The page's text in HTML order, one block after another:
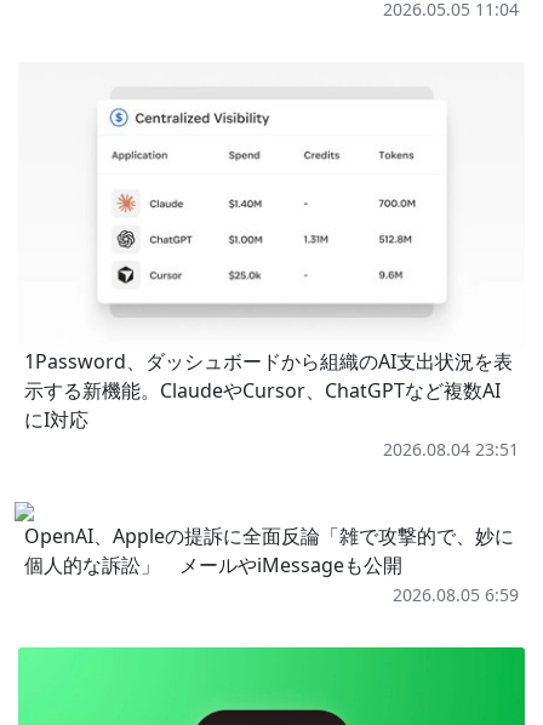
2026.05.05 11:04
1Password、ダッシュボードから組織のAI支出状況を表
示する新機能。ClaudeやCursor、ChatGPTなど複数AI
にI対応
2026.08.04 23:51
OpenAI、Appleの提訴に全面反論「雑で攻撃的で、妙に
個人的な訴訟」 メールやiMessageも公開
2026.08.05 6:59